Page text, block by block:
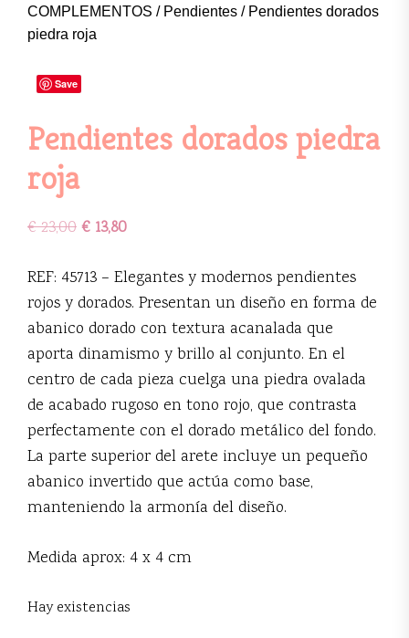
COMPLEMENTOS / Pendientes / Pendientes dorados
piedra roja
Save
Pendientes dorados piedra
roja
€23,00€ 13,80
REF: 45713 – Elegantes y modernos pendientes
rojos y dorados. Presentan un diseño en forma de
abanico dorado con textura acanalada que
aporta dinamismo y brillo al conjunto. En el
centro de cada pieza cuelga una piedra ovalada
de acabado rugoso en tono rojo, que contrasta
perfectamente con el dorado metálico del fondo.
La parte superior del arete incluye un pequeño
abanico invertido que actúa como base,
manteniendo la armonía del diseño.
Medida aprox: 4 x 4 cm
Hay existencias